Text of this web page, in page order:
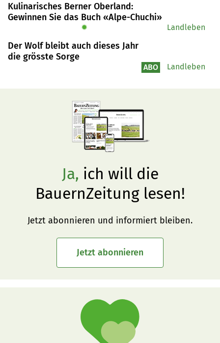
Kulinarisches Berner Oberland:
Gewinnen Sie das Buch «Alpe-Chuchi»
✹ Landleben
Der Wolf bleibt auch dieses Jahr
die grösste Sorge
ABO Landleben
Ja, ich will die
BauernZeitung lesen!
Jetzt abonnieren und informiert bleiben.
Jetzt abonnieren